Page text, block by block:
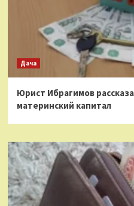
Дача
Юрист Ибрагимов
материнский капитал